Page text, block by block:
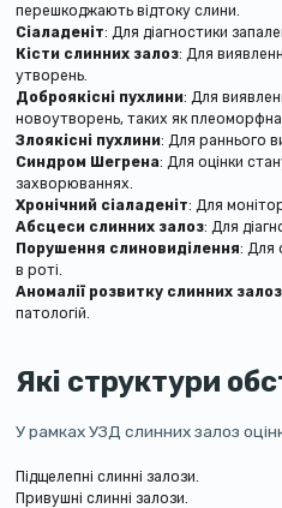
перешкоджають відтоку слини.
Сіаладеніт: Для діагностики
Кісти слинних залоз: Для
утворень.
Доброякісні пухлини: Для
новоутворень, таких як
Злоякісні пухлини: Для раннього
Синдром Шегрена: Для оцінки
захворюваннях.
Хронічний сіаладеніт: Для
Абсцеси слинних залоз: Для
Порушення слиновиділення: Для
в роті.
Аномалії розвитку слинних залоз
патологій.
Які структури
У рамках УЗД слинних залоз
Підщелепні слинні залози.
Привушні слинні залози.